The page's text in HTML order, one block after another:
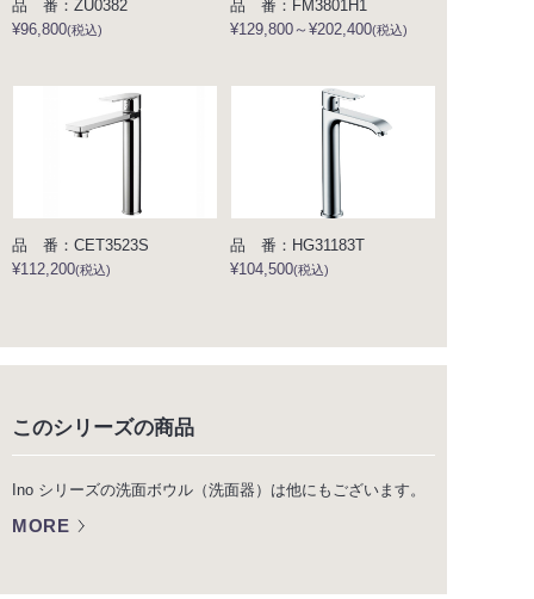
品 番：ZU0382
¥96,800(税込)
品 番：FM3801H1
¥129,800～¥202,400(税込)
品 番：CET3523S
¥112,200(税込)
品 番：HG31183T
¥104,500(税込)
このシリーズの商品
Ino シリーズの洗面ボウル（洗面器）は他にもございます。
MORE